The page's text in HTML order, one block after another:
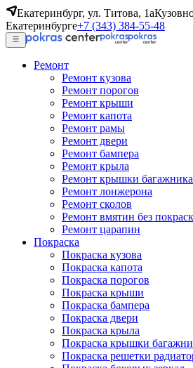
Екатеринбург, ул. Титова, 1а
Екатеринбурге+7 (343) 384-55-48
Ремонт
Ремонт кузова
Ремонт порогов
Ремонт крыши
Ремонт капота
Ремонт рамы
Ремонт двери
Ремонт бампера
Ремонт крыла
Ремонт крышки багажника
Ремонт лонжерона
Ремонт сколов
Ремонт вмятин без
Ремонт царапин
Покраска
Покраска кузова
Покраска капота
Покраска порогов
Покраска крыши
Покраска бампера
Покраска двери
Покраска крыла
Покраска крышки
Покраска решетки